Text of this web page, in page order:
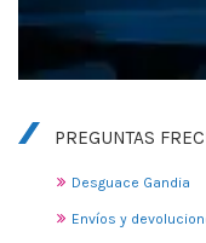
PREGUNTAS
Desguace Gandia
Envíos y